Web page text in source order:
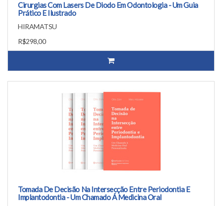
Cirurgias Com Lasers De Diodo Em Odontologia - Um Guia
Prático E Ilustrado
HIRAMATSU
R$298,00
Tomada De Decisão Na Intersecção Entre Periodontia E
Implantodontia - Um Chamado Á Medicina Oral